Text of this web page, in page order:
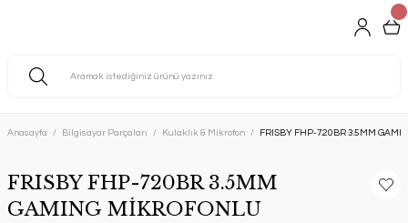
Anasayfa Bilgisayar Parçaları Kulaklık & Mikrofon FRISBY FHP-720BR 3.5MM
FRISBY FHP-720BR 3.5MM
GAMING MİKROFONLU